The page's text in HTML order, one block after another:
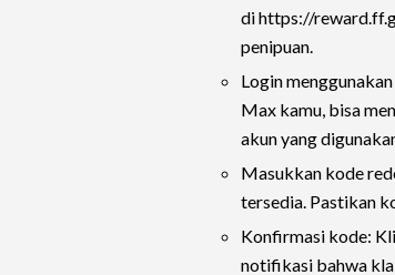
di https://
penipuan.
Login
Max kamu, bisa
akun yang
Masukkan kode
tersedia. Pastikan
Konfirmasi kode:
notifikasi bahwa